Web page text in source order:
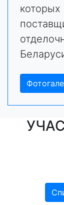
которых